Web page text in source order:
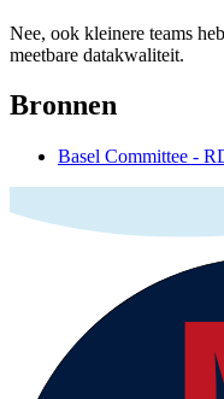
Nee, ook kleinere teams
meetbare datakwaliteit.
Bronnen
Basel Committee -